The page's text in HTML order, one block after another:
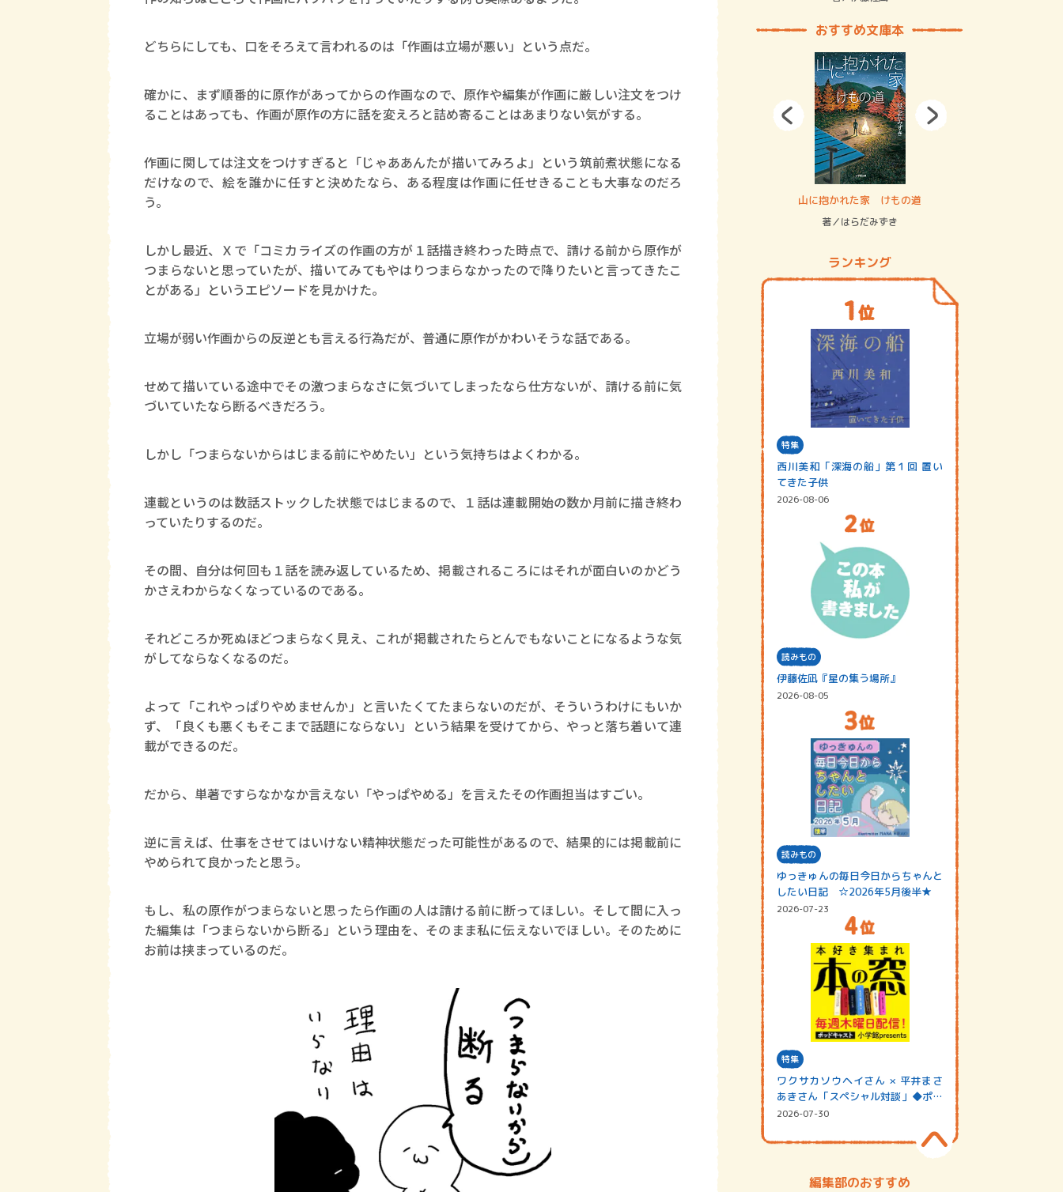
どちらにしても、口をそろえて言われるのは「作画は立場が悪い」という点だ。
確かに、まず順番的に原作があってからの作画なので、原作や編集が作画に厳しい注文をつけ
ることはあっても、作画が原作の方に話を変えろと詰め寄ることはあまりない気がする。
作画に関しては注文をつけすぎると「じゃああんたが描いてみろよ」という筑前煮状態になる
だけなので、絵を誰かに任すと決めたなら、ある程度は作画に任せきることも大事なのだろ
う。
しかし最近、Ｘで「コミカライズの作画の方が１話描き終わった時点で、請ける前から原作が
つまらないと思っていたが、描いてみてもやはりつまらなかったので降りたいと言ってきたこ
とがある」というエピソードを見かけた。
立場が弱い作画からの反逆とも言える行為だが、普通に原作がかわいそうな話である。
せめて描いている途中でその激つまらなさに気づいてしまったなら仕方ないが、請ける前に気
づいていたなら断るべきだろう。
しかし「つまらないからはじまる前にやめたい」という気持ちはよくわかる。
連載というのは数話ストックした状態ではじまるので、１話は連載開始の数か月前に描き終わ
っていたりするのだ。
その間、自分は何回も１話を読み返しているため、掲載されるころにはそれが面白いのかどう
かさえわからなくなっているのである。
それどころか死ぬほどつまらなく見え、これが掲載されたらとんでもないことになるような気
がしてならなくなるのだ。
よって「これやっぱりやめませんか」と言いたくてたまらないのだが、そういうわけにもいか
ず、「良くも悪くもそこまで話題にならない」という結果を受けてから、やっと落ち着いて連
載ができるのだ。
だから、単著ですらなかなか言えない「やっぱやめる」を言えたその作画担当はすごい。
逆に言えば、仕事をさせてはいけない精神状態だった可能性があるので、結果的には掲載前に
やめられて良かったと思う。
もし、私の原作がつまらないと思ったら作画の人は請ける前に断ってほしい。そして間に入っ
た編集は「つまらないから断る」という理由を、そのまま私に伝えないでほしい。そのために
お前は挟まっているのだ。
おすすめ文庫本
ロボット・イン・ザ・システム 山に抱かれた家 けもの道
著／はらだみずき
ランキング
特集
西川美和「深海の船」第１回 置い
てきた子供
2026-08-06
読みもの
伊藤佐凪『星の集う場所』
2026-08-05
読みもの
ゆっきゅんの毎日今日からちゃんと
したい日記 ☆2026年5月後半★
2026-07-23
特集
ワクサカソウヘイさん × 平井まさ
あきさん「スペシャル対談」◆ポッ
ドキャスト…
2026-07-30
編集部のおすすめ